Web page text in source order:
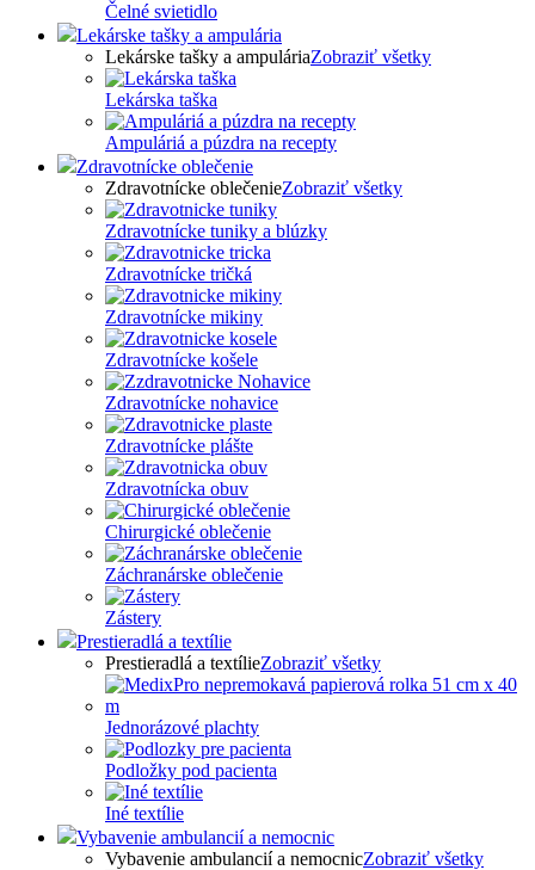
Čelné svietidlo
Lekárske tašky a ampulária
Lekárske tašky a ampuláriaZobraziť všetky
Lekárska taška
Ampuláriá a púzdra na recepty
Zdravotnícke oblečenie
Zdravotnícke oblečenieZobraziť všetky
Zdravotnícke tuniky a blúzky
Zdravotnícke tričká
Zdravotnícke mikiny
Zdravotnícke košele
Zdravotnícke nohavice
Zdravotnícke plášte
Zdravotnícka obuv
Chirurgické oblečenie
Záchranárske oblečenie
Zástery
Prestieradlá a textílie
Prestieradlá a textílieZobraziť všetky
Jednorázové plachty
Podložky pod pacienta
Iné textílie
Vybavenie ambulancií a nemocnic
Vybavenie ambulancií a nemocnicZobraziť všetky